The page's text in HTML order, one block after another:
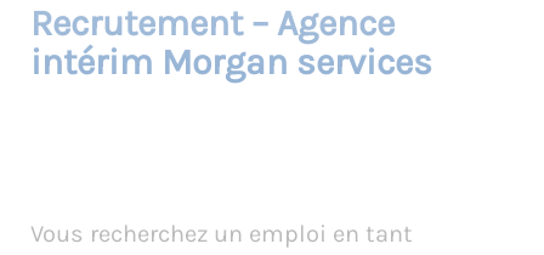
Recrutement – Agence
intérim Morgan services
Vous recherchez un emploi en tant